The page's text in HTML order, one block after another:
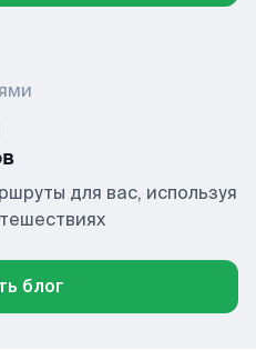
для вас, используя
блог